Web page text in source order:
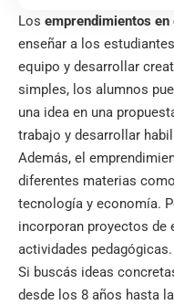
Los emprendimientos en
enseñar a los
equipo y desarrollar
simples, los alumnos
una idea en una
trabajo y desarrollar
Además, el
diferentes materias
tecnología y economía.
incorporan proyectos de
actividades pedagógicas.
Si buscás ideas
desde los 8 años hasta